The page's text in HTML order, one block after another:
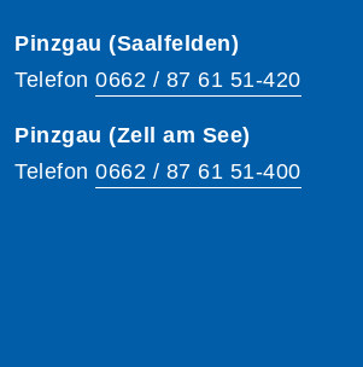
Pinzgau (Saalfelden)
Telefon 0662 / 87 61 51-420
Pinzgau (Zell am See)
Telefon 0662 / 87 61 51-400